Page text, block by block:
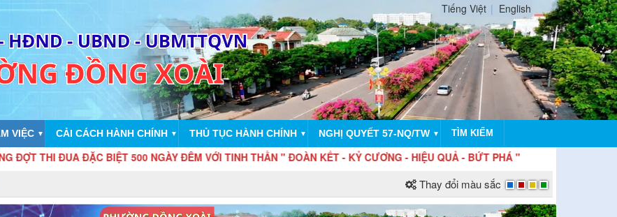
Tiếng Việt English
VIỆC ▼ CẢI CÁCH HÀNH CHÍNH ▼ THỦ TỤC HÀNH CHÍNH ▼ NGHỊ QUYẾT 57-NQ/TW ▼ TÌM KIẾM
ĐUA ĐẶC BIỆT 500 NGÀY ĐÊM VỚI TINH THẦN " ĐOÀN KẾT - KỶ CƯƠNG - HIỆU QUẢ - BỨT PHÁ "
Thay đổi màu sắc